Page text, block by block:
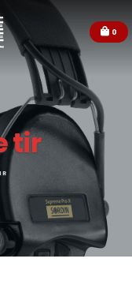
0
tir